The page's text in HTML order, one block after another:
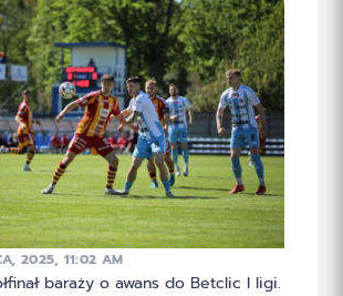
2025, 11:02 AM
baraży o awans do Betclic I ligi.